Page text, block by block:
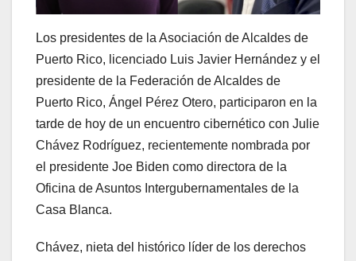
Los presidentes de la Asociación de Alcaldes de
Puerto Rico, licenciado Luis Javier Hernández y el
presidente de la Federación de Alcaldes de
Puerto Rico, Ángel Pérez Otero, participaron en la
tarde de hoy de un encuentro cibernético con Julie
Chávez Rodríguez, recientemente nombrada por
el presidente Joe Biden como directora de la
Oficina de Asuntos Intergubernamentales de la
Casa Blanca.
Chávez, nieta del histórico líder de los derechos